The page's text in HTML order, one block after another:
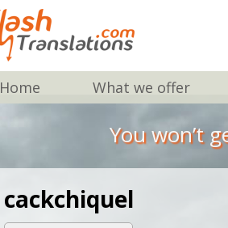
Home What we offer
You won’t
cackchiquel